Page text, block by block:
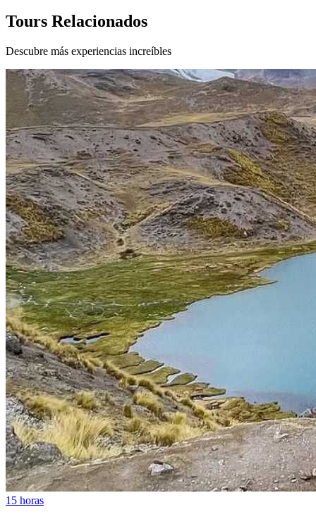
Tours Relacionados
Descubre más experiencias increíbles
15 horas